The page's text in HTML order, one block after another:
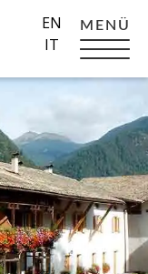
MENÜ
EN
IT